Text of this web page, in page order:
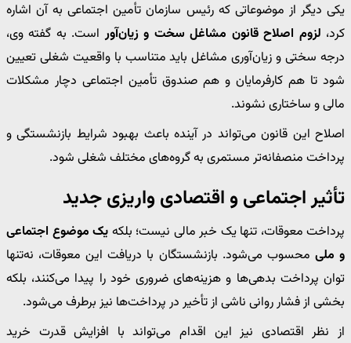
یکی دیگر از موضوعاتی که رئیس سازمان تأمین اجتماعی به آن اشاره
کرد، لزوم اصلاح قانون مشاغل سخت و زیان‌آوراست. به گفته وی،
درجه سختی و زیان‌آوری مشاغل باید متناسب با واقعیت شغلی تعیین
شود تا هم کارفرمایان و هم صندوق تأمین اجتماعی دچار مشکلات
مالی و ساختاری نشوند.
اصلاح این قانون می‌تواند در آینده باعث بهبود شرایط بازنشستگی و
پرداخت منصفانه‌تر مستمری به گروه‌های مختلف شغلی شود.
تأثیر اجتماعی و اقتصادی واریزی جدید
پرداخت معوقات، تنها یک خبر مالی نیست؛ بلکه یک موضوع اجتماعی
و ملی محسوب می‌شود. بازنشستگان با دریافت این معوقات، نه‌تنها
توان پرداخت بدهی‌ها و هزینه‌های ضروری خود را پیدا می‌کنند، بلکه
بخشی از فشار روانی ناشی از تأخیر در پرداخت‌ها نیز برطرف می‌شود.
از نظر اقتصادی نیز این اقدام می‌تواند با افزایش قدرت خرید